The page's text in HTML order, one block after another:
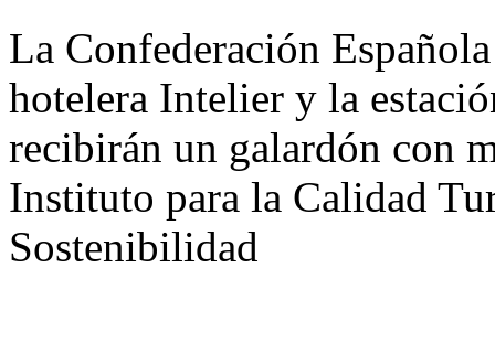
La Confederación
hotelera Intelier y la
recibirán un galardón con
Instituto para la Calidad
Sostenibilidad